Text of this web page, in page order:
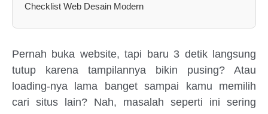
Checklist Web Desain Modern
Pernah buka website, tapi baru 3 detik langsung
tutup karena tampilannya bikin pusing? Atau
loading-nya lama banget sampai kamu memilih
cari situs lain? Nah, masalah seperti ini sering